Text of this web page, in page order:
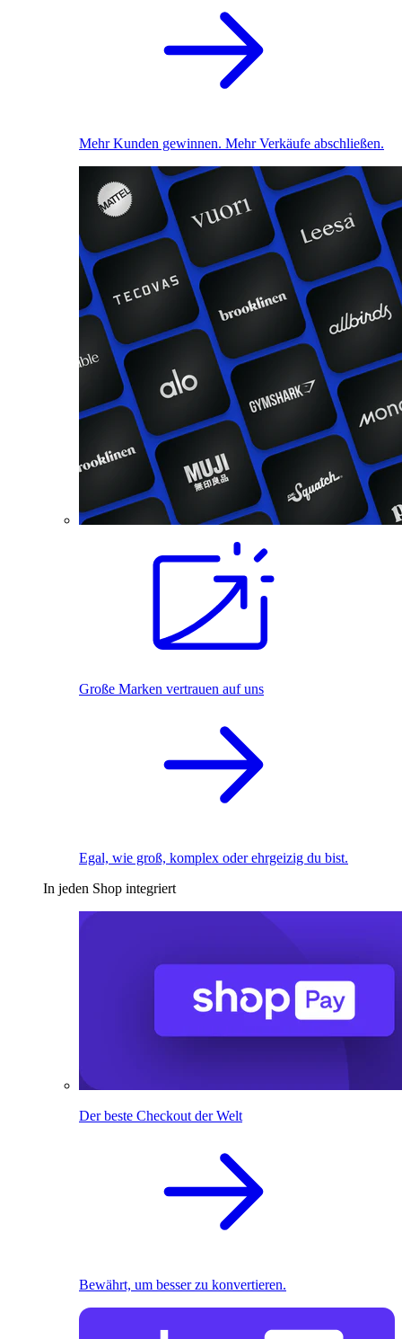
Mehr Kunden gewinnen. Mehr Verkäufe abschließen.
Große Marken vertrauen auf uns
Egal, wie groß, komplex oder ehrgeizig du bist.
In jeden Shop integriert
Der beste Checkout der Welt
Bewährt, um besser zu konvertieren.